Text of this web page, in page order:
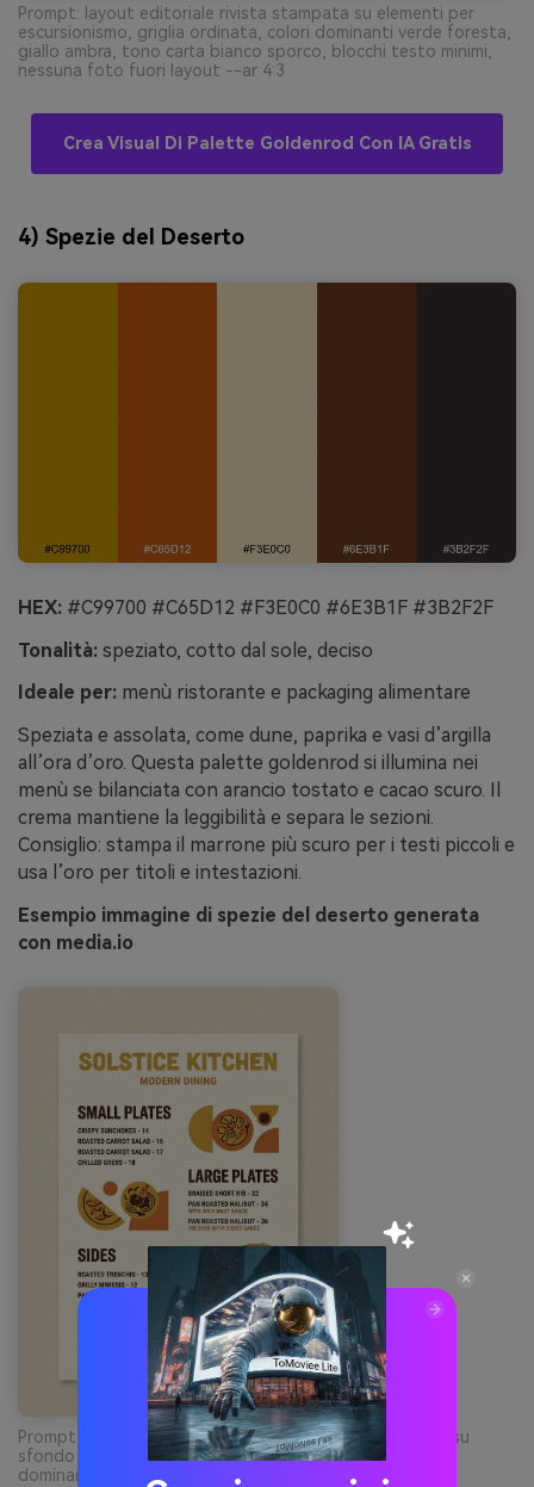
Prompt: layout editoriale rivista stampata su elementi per
escursionismo, griglia ordinata, colori dominanti verde foresta,
giallo ambra, tono carta bianco sporco, blocchi testo minimi,
nessuna foto fuori layout --ar 4:3
Crea Visual Di Palette Goldenrod Con IA Gratis
4) Spezie del Deserto
HEX: #C99700 #C65D12 #F3E0C0 #6E3B1F #3B2F2F
Tonalità: speziato, cotto dal sole, deciso
Ideale per: menù ristorante e packaging alimentare
Speziata e assolata, come dune, paprika e vasi d’argilla
all’ora d’oro. Questa palette goldenrod si illumina nei
menù se bilanciata con arancio tostato e cacao scuro. Il
crema mantiene la leggibilità e separa le sezioni.
Consiglio: stampa il marrone più scuro per i testi piccoli e
usa l’oro per titoli e intestazioni.
Esempio immagine di spezie del deserto generata
con media.io
Prompt: graphic design di un moderno menù ristorante su
sfondo semplice, senza mani, tipografia audace, colori
dominanti goldenrod, arancio tostato, crema, dettagli